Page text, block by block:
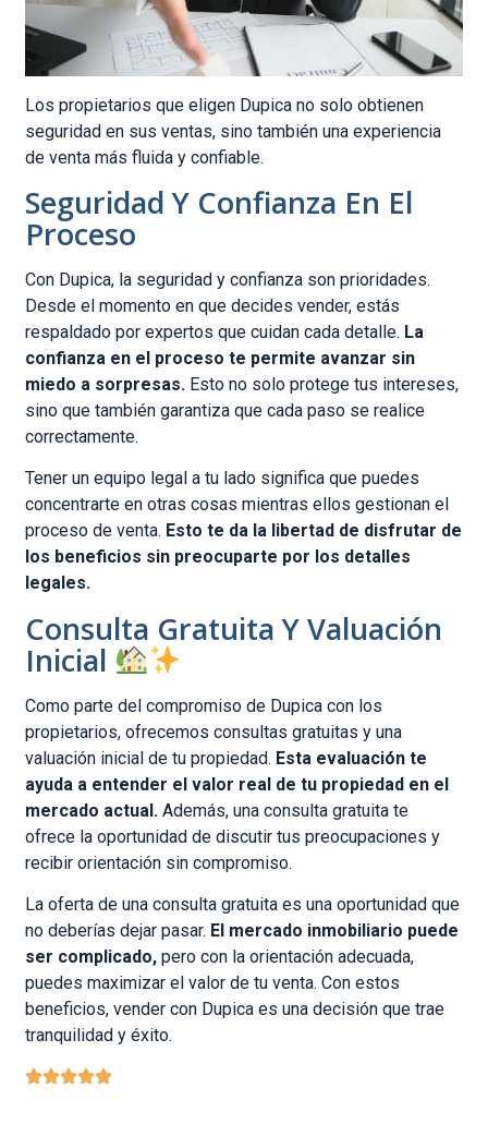
Los propietarios que eligen Dupica no solo obtienen
seguridad en sus ventas, sino también una experiencia
de venta más fluida y confiable.
Seguridad Y Confianza En El
Proceso
Con Dupica, la seguridad y confianza son prioridades.
Desde el momento en que decides vender, estás
respaldado por expertos que cuidan cada detalle. La
confianza en el proceso te permite avanzar sin
miedo a sorpresas. Esto no solo protege tus intereses,
sino que también garantiza que cada paso se realice
correctamente.
Tener un equipo legal a tu lado significa que puedes
concentrarte en otras cosas mientras ellos gestionan el
proceso de venta. Esto te da la libertad de disfrutar de
los beneficios sin preocuparte por los detalles
legales.
Consulta Gratuita Y Valuación
Inicial
Como parte del compromiso de Dupica con los
propietarios, ofrecemos consultas gratuitas y una
valuación inicial de tu propiedad. Esta evaluación te
ayuda a entender el valor real de tu propiedad en el
mercado actual. Además, una consulta gratuita te
ofrece la oportunidad de discutir tus preocupaciones y
recibir orientación sin compromiso.
La oferta de una consulta gratuita es una oportunidad que
no deberías dejar pasar. El mercado inmobiliario puede
ser complicado, pero con la orientación adecuada,
puedes maximizar el valor de tu venta. Con estos
beneficios, vender con Dupica es una decisión que trae
tranquilidad y éxito.